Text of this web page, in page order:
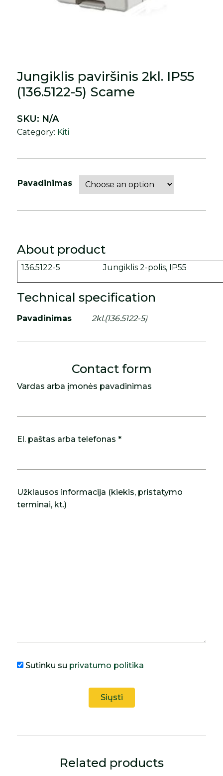
Jungiklis paviršinis 2kl. IP55
(136.5122-5) Scame
Pavadinimas
SKU: N/A
Category: Kiti
About product
136.5122-5 Jungiklis 2-polis, IP55
Technical specification
Pavadinimas 2kl.(136.5122-5)
Contact form
Vardas arba įmonės pavadinimas
El. paštas arba telefonas *
Užklausos informacija (kiekis, pristatymo
terminai, kt.)
Sutinku su privatumo politika
Related products